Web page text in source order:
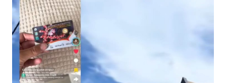
Informasi
INDEKS
BERITA
KONTAK
KAMI